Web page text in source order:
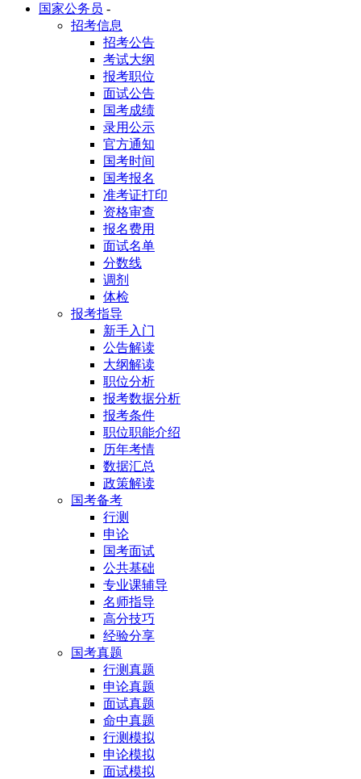
国家公务员 -
招考信息
招考公告
考试大纲
报考职位
面试公告
国考成绩
录用公示
官方通知
国考时间
国考报名
准考证打印
资格审查
报名费用
面试名单
分数线
调剂
体检
报考指导
新手入门
公告解读
大纲解读
职位分析
报考数据分析
报考条件
职位职能介绍
历年考情
数据汇总
政策解读
国考备考
行测
申论
国考面试
公共基础
专业课辅导
名师指导
高分技巧
经验分享
国考真题
行测真题
申论真题
面试真题
命中真题
行测模拟
申论模拟
面试模拟